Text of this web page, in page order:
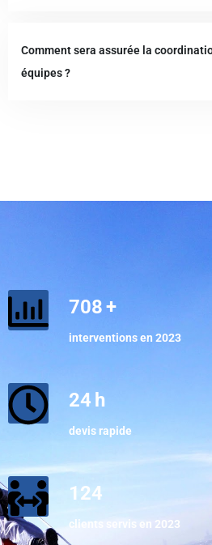
Comment sera assurée la
équipes ?
708+
interventions en 2023
24 h
devis rapide
124
clients servis en 2023